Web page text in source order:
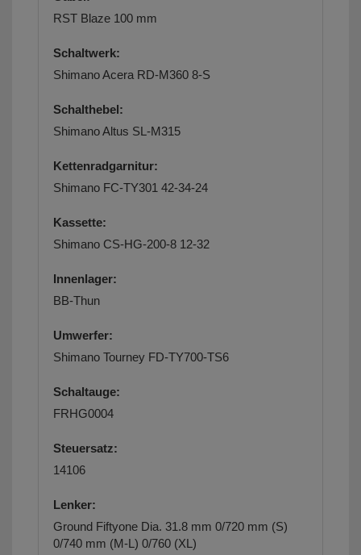
RST Blaze 100 mm
Schaltwerk:
Shimano Acera RD-M360 8-S
Schalthebel:
Shimano Altus SL-M315
Kettenradgarnitur:
Shimano FC-TY301 42-34-24
Kassette:
Shimano CS-HG-200-8 12-32
Innenlager:
BB-Thun
Umwerfer:
Shimano Tourney FD-TY700-TS6
Schaltauge:
FRHG0004
Steuersatz:
14106
Lenker:
Ground Fiftyone Dia. 31.8 mm 0/720 mm (S)
0/740 mm (M-L) 0/760 (XL)